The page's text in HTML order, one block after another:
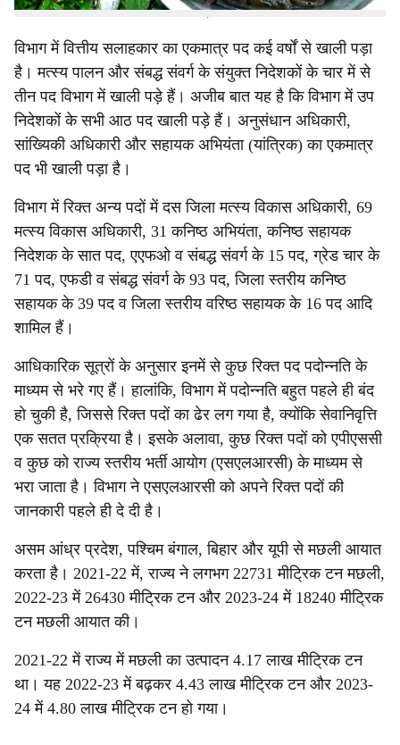
पदों की कमी के साथ काम करना पड़ रहा है।
विभाग में वित्तीय सलाहकार का एकमात्र पद कई वर्षों से खाली पड़ा
है। मत्स्य पालन और संबद्ध संवर्ग के संयुक्त निदेशकों के चार में से
तीन पद विभाग में खाली पड़े हैं। अजीब बात यह है कि विभाग में उप
निदेशकों के सभी आठ पद खाली पड़े हैं। अनुसंधान अधिकारी,
सांख्यिकी अधिकारी और सहायक अभियंता (यांत्रिक) का एकमात्र
पद भी खाली पड़ा है।
विभाग में रिक्त अन्य पदों में दस जिला मत्स्य विकास अधिकारी, 69
मत्स्य विकास अधिकारी, 31 कनिष्ठ अभियंता, कनिष्ठ सहायक
निदेशक के सात पद, एएफओ व संबद्ध संवर्ग के 15 पद, ग्रेड चार के
71 पद, एफडी व संबद्ध संवर्ग के 93 पद, जिला स्तरीय कनिष्ठ
सहायक के 39 पद व जिला स्तरीय वरिष्ठ सहायक के 16 पद आदि
शामिल हैं।
आधिकारिक सूत्रों के अनुसार इनमें से कुछ रिक्त पद पदोन्नति के
माध्यम से भरे गए हैं। हालांकि, विभाग में पदोन्नति बहुत पहले ही बंद
हो चुकी है, जिससे रिक्त पदों का ढेर लग गया है, क्योंकि सेवानिवृत्ति
एक सतत प्रक्रिया है। इसके अलावा, कुछ रिक्त पदों को एपीएससी
व कुछ को राज्य स्तरीय भर्ती आयोग (एसएलआरसी) के माध्यम से
भरा जाता है। विभाग ने एसएलआरसी को अपने रिक्त पदों की
जानकारी पहले ही दे दी है।
असम आंध्र प्रदेश, पश्चिम बंगाल, बिहार और यूपी से मछली आयात
करता है। 2021-22 में, राज्य ने लगभग 22731 मीट्रिक टन मछली,
2022-23 में 26430 मीट्रिक टन और 2023-24 में 18240 मीट्रिक
टन मछली आयात की।
2021-22 में राज्य में मछली का उत्पादन 4.17 लाख मीट्रिक टन
था। यह 2022-23 में बढ़कर 4.43 लाख मीट्रिक टन और 2023-
24 में 4.80 लाख मीट्रिक टन हो गया।